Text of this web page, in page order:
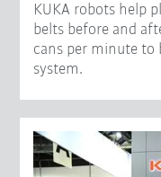
KUKA robots help
belts before and
cans per minute
system.